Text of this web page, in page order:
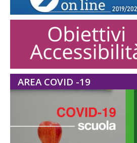
AREA COVID -19